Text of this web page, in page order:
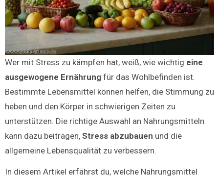
Wer mit Stress zu kämpfen hat, weiß, wie wichtig eine
ausgewogene Ernährungfür das Wohlbefinden ist.
Bestimmte Lebensmittel können helfen, die Stimmung zu
heben und den Körper in schwierigen Zeiten zu
unterstützen. Die richtige Auswahl an Nahrungsmitteln
kann dazu beitragen, Stress abzubauen und die
allgemeine Lebensqualität zu verbessern.
In diesem Artikel erfährst du, welche Nahrungsmittel